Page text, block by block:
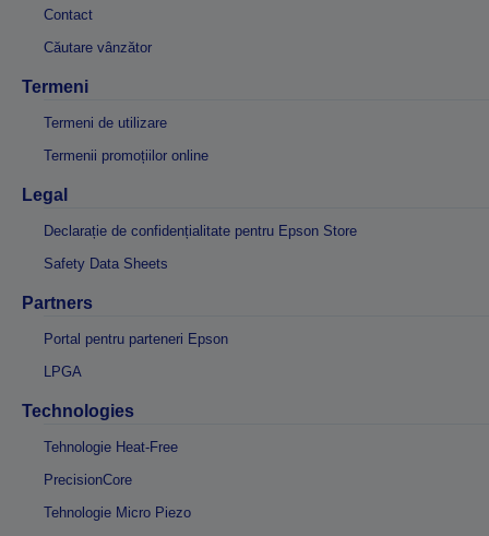
Contact
Căutare vânzător
Termeni
Termeni de utilizare
Termenii promoțiilor online
Legal
Declarație de confidențialitate pentru Epson Store
Safety Data Sheets
Partners
Portal pentru parteneri Epson
LPGA
Technologies
Tehnologie Heat-Free
PrecisionCore
Tehnologie Micro Piezo